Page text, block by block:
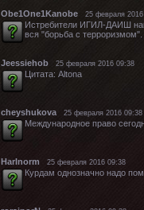
Obe1One1Kanobe 25 февраля
Истребители ИГИЛ-ДАИШ
вся "борьба с терроризмом".
Jeessiehob 25 февраля 2016 09:38
Цитата: Altona
cheyshukova 25 февраля 2016 09:38
Международное право
HarInorm 25 февраля 2016 09:38
Курдам однозначно надо